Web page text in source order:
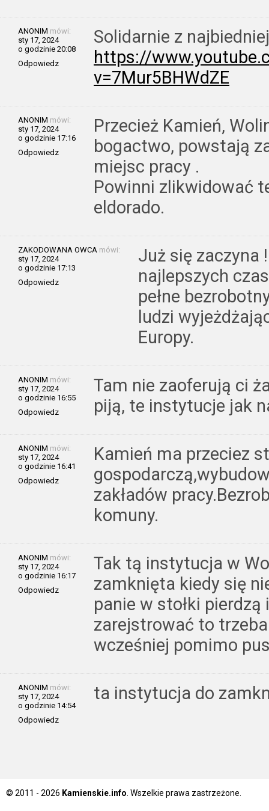
ANONIM mówi:
sty 17, 2024
o godzinie 20:08
Odpowiedz
Solidarnie z
https://
v=7Mur5BHWdZE
ANONIM mówi:
sty 17, 2024
o godzinie 17:16
Odpowiedz
Przecież Kamień,
bogactwo, powstają
miejsc pracy .
Powinni zlikwidować
eldorado.
ZAKODOWANA OWCA mówi:
sty 17, 2024
o godzinie 17:13
Odpowiedz
Już się zaczyna
najlepszych
pełne
ludzi
Europy.
ANONIM mówi:
sty 17, 2024
o godzinie 16:55
Odpowiedz
Tam nie zaoferują ci
piją, te instytucje jak
ANONIM mówi:
sty 17, 2024
o godzinie 16:41
Odpowiedz
Kamień ma przeciez
zakładów
komuny.
ANONIM mówi:
sty 17, 2024
o godzinie 16:17
Odpowiedz
Tak tą instytucja w
zamknięta kiedy się
panie w stołki pierdzą
zarejstrować to
wcześniej pomimo
ANONIM mówi:
sty 17, 2024
o godzinie 14:54
Odpowiedz
ta instytucja do
© 2011 - 2026 Kamienskie.info. Wszelkie prawa zastrzeżone.